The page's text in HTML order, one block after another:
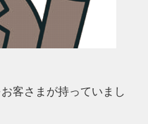
客さまが持っていまし